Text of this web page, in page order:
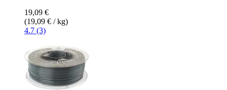
19,09 €
(19,09 € / kg)
4.7 (3)